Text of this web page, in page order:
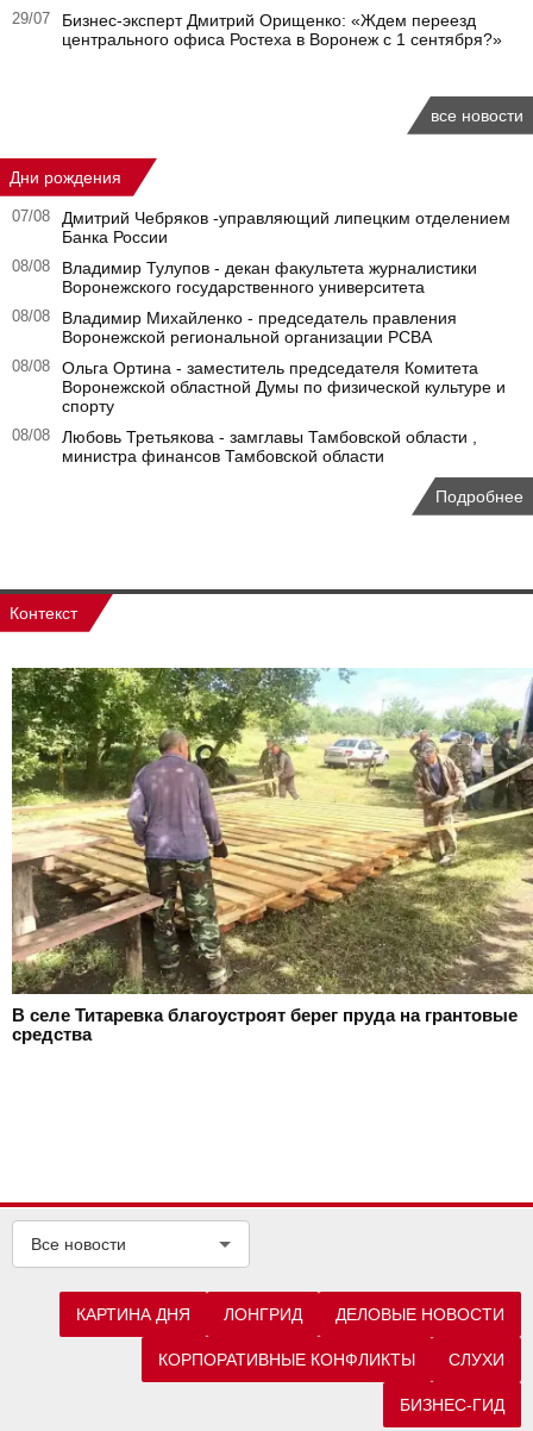
29/07
Бизнес-эксперт Дмитрий Орищенко: «Ждем переезд
центрального офиса Ростеха в Воронеж с 1 сентября?»
все новости
Дни рождения
07/08
Дмитрий Чебряков -управляющий липецким отделением
Банка России
08/08
Владимир Тулупов - декан факультета журналистики
Воронежского государственного университета
08/08
Владимир Михайленко - председатель правления
Воронежской региональной организации РСВА
08/08
Ольга Ортина - заместитель председателя Комитета
Воронежской областной Думы по физической культуре и
спорту
08/08
Любовь Третьякова - замглавы Тамбовской области ,
министра финансов Тамбовской области
Подробнее
Контекст
В селе Титаревка благоустроят берег пруда на грантовые
средства
Все новости
КАРТИНА ДНЯ ЛОНГРИД ДЕЛОВЫЕ НОВОСТИ
КОРПОРАТИВНЫЕ КОНФЛИКТЫ СЛУХИ
БИЗНЕС-ГИД